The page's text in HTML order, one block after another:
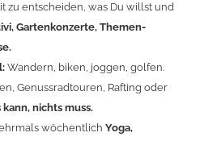
zu entscheiden, was Du willst und
Gartenkonzerte, Themen-
Wandern, biken, joggen, golfen.
Genussradtouren, Rafting oder
kann, nichts muss.
wöchentlich Yoga,